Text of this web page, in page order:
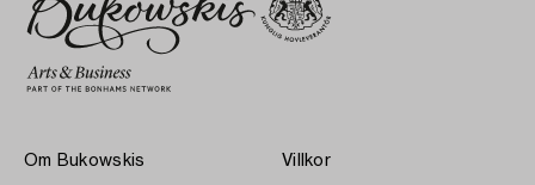
Om Bukowskis Villkor